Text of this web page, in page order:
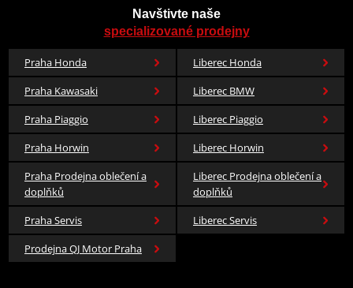
Navštivte naše
specializované prodejny
Praha Honda
Liberec Honda
Praha Kawasaki
Liberec BMW
Praha Piaggio
Liberec Piaggio
Praha Horwin
Liberec Horwin
Praha Prodejna oblečení a
doplňků
Liberec Prodejna oblečení a
doplňků
Praha Servis
Liberec Servis
Prodejna QJ Motor Praha